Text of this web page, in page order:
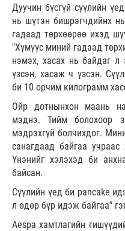
Дуучин бүсгүй сүүлийн
нь шүтэн бишрэгчдийнх
гадаад төрхөөрөө ихэд
"Хүмүүс миний гадаад
нэмэх, хасах нь байдаг
үзсэн, хасаж ч үзсэн.
би 10 орчим килограмм
Ойр дотнынхон маань
мэднэ. Тийм болохоор
мэдрэхгүй болчихдог.
санагдаад байгаа
Үнэнийг хэлэхэд би
байсан.
Сүүлийн үед би pancake
л өдөр бүр идэж байгаа"
Aespa хамтлагийн